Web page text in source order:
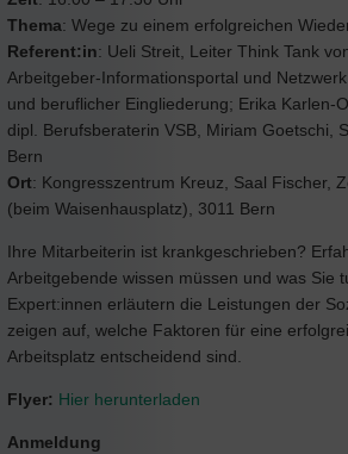
Thema: Wege zu einem erfolgreichen
Referent:in: Ueli Streit, Leiter Think Tank
Arbeitgeber-Informationsportal und
und beruflicher Eingliederung; Erika Karlen-
dipl. Berufsberaterin VSB, Miriam Goetschi,
Bern
Ort: Kongresszentrum Kreuz, Saal Fischer,
(beim Waisenhausplatz), 3011 Bern
Ihre Mitarbeiterin ist krankgeschrieben?
Arbeitgebende wissen müssen und was Sie
Expert:innen erläutern die Leistungen der
zeigen auf, welche Faktoren für eine
Arbeitsplatz entscheidend sind.
Flyer: Hier herunterladen
Anmeldung